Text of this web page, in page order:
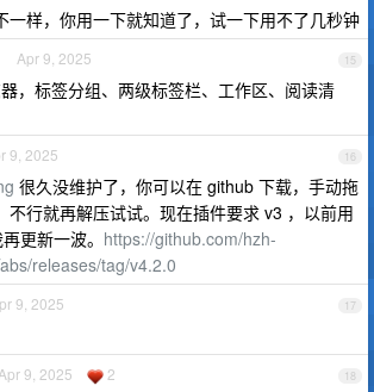
一样，你用一下就知道了，试一下用不了几秒钟
15
Apr 9, 2025
，标签分组、两级标签栏、工作区、阅读清
16
9, 2025
很久没维护了，你可以在 github 下载，手动拖
不行就再解压试试。现在插件要求 v3 ，以前用
更新一波。 https://github.com/hzh-
releases/tag/v4.2.0
17
9, 2025
18
Apr 9, 2025 2